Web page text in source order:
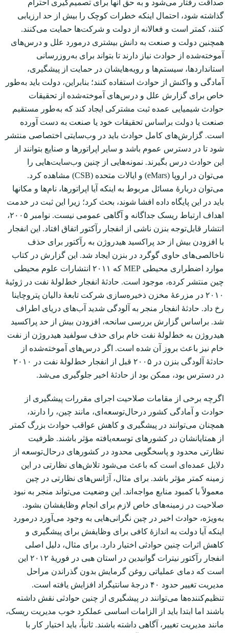
صداقت رفتار می‌شود و به حق آن‏ها برای تصمیم‌گیری احترام
گذاشته شود، احتمال اینکه خطرات کوچک را بیش از حد ارزیابی
کنند، کمتر است و فعالانه از دولت و شرکت‌ها حمایت می‌کنند.
همچنین دولت و صنعت به دانش بیشتری درمورد علل و درس‌های
آموخته‌شده از حوادث نیاز دارند تا بتواند برای به‌روزرسانی
استانداردها، سیستم‌ها و رویه‌هایشان در حمایت از پیشگیری،
آمادگی و واکنش از حوادث استفاده کنند؛ بنابراین، دولت باید به‌طور
خاص برای گزارش علل و درس‌های آموخته‌شده از تحقیقات
حوادث شیمیایی عمده ثبت مشترکی ایجاد کند که به‌طور مستقیم
صنعت یا دولت براساس تحقیقات خود یا صنعت به دست آورده
است. گزارش‌های کامل حوادث باید در وب‌سایتی اختصاصی منتشر
شود تا در دسترس عموم باشد و سایر اپراتورها و صنایع بتوانند از
این حوادث درس بگیرند. نمونه‌هایی از چنین وب‌سایت‌هایی را
می‌توان در اروپا (eMars) و ایالات متحده (CSB) مشاهده کرد.
می‌توان دربارۀ مسائل مربوط به اینکه آیا اپراتورها، نام‌ها و مکان‏ها
باید در این پایگاه داده افشا شوند، بحث کرد؛ زیرا این ثبت در خدمت
اهداف ارتباط ریسک جداگانه و آگاهی عمومی نیست. نوامبر ۲۰۰۵،
انتشار قابل‌توجه بنزن ناشی از انفجار رآکتور اتفاق افتاد. این انفجار
با افزودن بیش از حد پراکسید هیدروژن به رآکتور برای حذف
ناخالصی‌های حاوی گوگرد در بنزن ایجاد شد. این گزارش در کتاب
موارد اضطراری محیطی MEP که ۲۰۱۱ انتشارات علوم محیطی
چین منتشر کرده، موجود است. حادثۀ انفجار خط‌لولۀ نفت در ژوئیۀ
۲۰۱۰ در مزرعۀ مخزن ذخیره‌سازی شرکت تابعۀ دالیان پتروچاینا
رخ داد. حادثۀ انفجار منجر به آلودگی شدید آب‌های دریای اطراف
شد. براساس گزارش بررسی سانحه، افزودن بیش از حد پراکسید
هیدروژن به خط‌لولۀ نفت خام برای حذف سولفید هیدروژن از نفت
خام نیز باعث بروز آن شده است. اگر درس‌های آموخته‌شده از
حادثۀ آلودگی بنزن در ۲۰۰۵ قبل از انفجار خط‌لولۀ نفت در ۲۰۱۰
در دسترس بود، ممکن بود از حادثۀ اخیر جلوگیری می‌شد.
اگرچه برخی از مقامات صلاحیت اجرای مقررات پیشگیری از
حوادث و آمادگی کشور درحال‌توسعه‌ای، مانند چین، را دارند،
همچنان می‌توانند در پیشگیری و کاهش عواقب حوادث بزرگ کمتر
از همتایانشان در کشورهای توسعه‌یافته مؤثر باشند. ظرفیت
نظارتی محدود و پاسخگویی محدود در کشورهای درحال‌توسعه از
دلایل عمده‌ای است که باعث می‌شود تلاش‌های نظارتی در این
زمینه کمتر مؤثر باشد. برای مثال، آژانس‌های نظارتی در چین
معمولاً با کمبود منابع مواجه‌اند. این وضعیت می‌تواند منجر به نبود
صلاحیت در زمینه‌های خاص لازم برای انجام وظایفشان بشود.
به‌ویژه، حوادث اخیر در چین نگرانی‌هایی به وجود می‌آورد درمورد
اینکه آیا دولت به اندازۀ کافی برای وظایفش برای پیشگیری و
کاهش اثرات چنین حوادثی اختیار دارد. برای مثال، دلیل اصلی
انفجار رآکتور نیترات گوانیدین در استان هبی در فوریۀ ۲۰۱۲ این
است که دمای عملیاتی روغن گرمایش بدون گذراندن مراحل
مدیریت تغییر حدود ۴۰ درجۀ سانتیگراد افزایش یافته است.
تنظیم‌کننده‌ها می‌توانند در پیشگیری از چنین حوادثی نقش داشته
باشند اما ابتدا باید از الزامات اساسی عملکرد خوب مدیریت ریسک،
مانند مدیریت تغییر، آگاهی داشته باشند. ثانیاً، باید اختیار کار با